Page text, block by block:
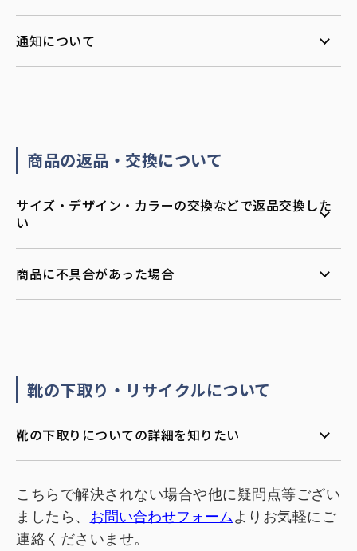
通知について
商品の返品・交換について
サイズ・デザイン・カラーの交換などで返品交換した
い
商品に不具合があった場合
靴の下取り・リサイクルについて
靴の下取りについての詳細を知りたい
こちらで解決されない場合や他に疑問点等ござい
ましたら、 お問い合わせフォームよりお気軽にご
連絡くださいませ。